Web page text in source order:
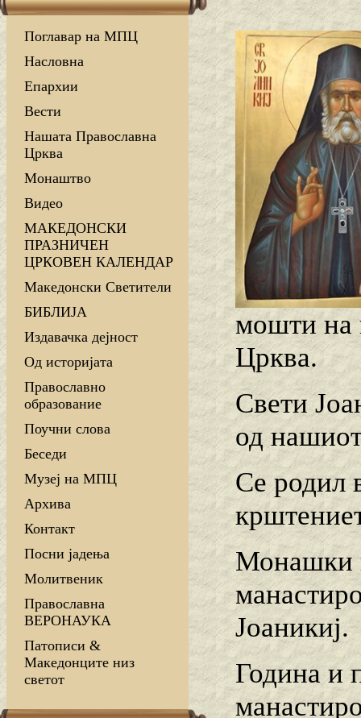
Поглавар на МПЦ
Насловна
Епархии
Вести
Нашата Православна
Црква
Монаштво
Видео
МАКЕДОНСКИ
ПРАЗНИЧЕН
ЦРКОВЕН КАЛЕНДАР
Македонски Светители
БИБЛИЈА
Издавачка дејност
Од историјата
Православно
образование
Поучни слова
Беседи
Музеј на МПЦ
Архива
Контакт
Посни јадења
Молитвеник
Православна
ВЕРОНАУКА
Патописи &
Македонците низ
светот
мошти на
Црква.
Свети
од
Се родил
Монашки
Јоаникиј.
Година и